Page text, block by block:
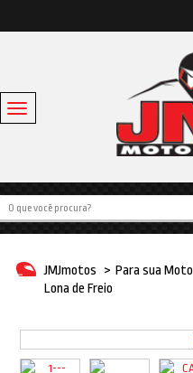
Toggle
navigation
Baús e Bagageiros
Capacetes
Linha Bike
Para sua moto
JMJmotos > Para sua Moto
Lona de Freio